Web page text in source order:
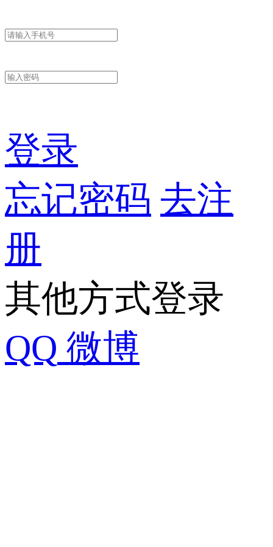
登录
忘记密码 去注
册
其他方式登录
QQ 微博